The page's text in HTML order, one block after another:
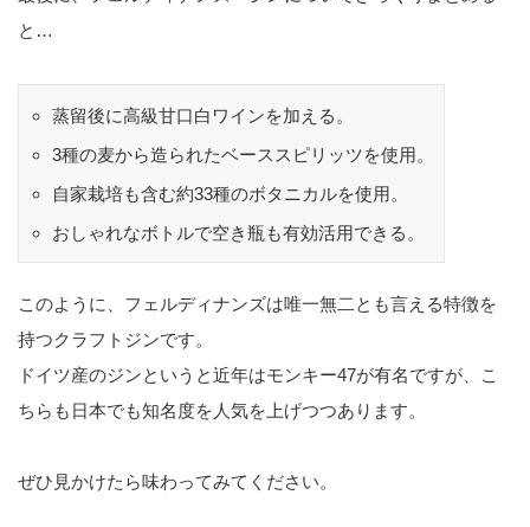
と…
蒸留後に高級甘口白ワインを加える。
3種の麦から造られたベーススピリッツを使用。
自家栽培も含む約33種のボタニカルを使用。
おしゃれなボトルで空き瓶も有効活用できる。
このように、フェルディナンズは唯一無二とも言える特徴を
持つクラフトジンです。
ドイツ産のジンというと近年はモンキー47が有名ですが、こ
ちらも日本でも知名度を人気を上げつつあります。
ぜひ見かけたら味わってみてください。